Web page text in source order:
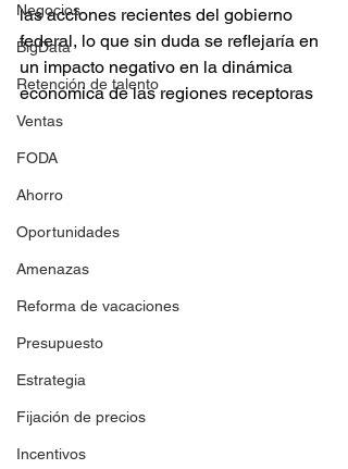
Negocios
BigData
Retención de talento
Ventas
FODA
Ahorro
Oportunidades
Amenazas
Reforma de vacaciones
Presupuesto
Estrategia
Fijación de precios
Incentivos
las acciones recientes del gobierno
federal, lo que sin duda se reflejaría en
un impacto negativo en la dinámica
económica de las regiones receptoras